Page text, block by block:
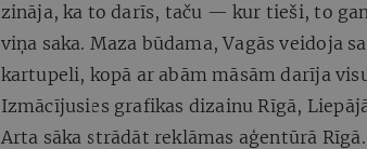
zināja, ka to darīs, taču — kur tieši, to
viņa saka. Maza būdama, Vagās veidoja
kartupeli, kopā ar abām māsām darīja
Izmācījusies grafikas dizainu Rīgā,
Arta sāka strādāt reklāmas aģentūrā